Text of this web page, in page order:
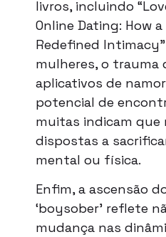
livros, incluindo
Online Dating: How
Redefined
mulheres, o trauma
aplicativos de
potencial de
muitas indicam que
dispostas a
mental ou física.
Enfim, a ascensão
‘boysober’ reflete
mudança nas